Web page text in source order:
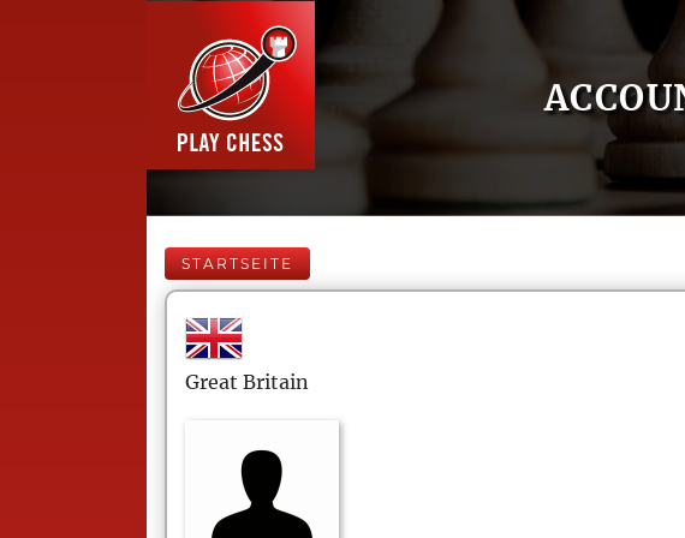
STARTSEITE
Great Britain